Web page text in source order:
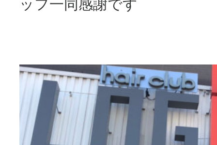
ッフ一同感謝です